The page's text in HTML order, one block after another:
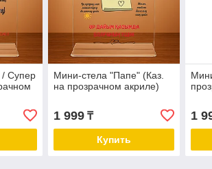
Супер
Мини-стела "Папе" (Каз.
на прозрачном акриле)
1 999₸
Купить
1